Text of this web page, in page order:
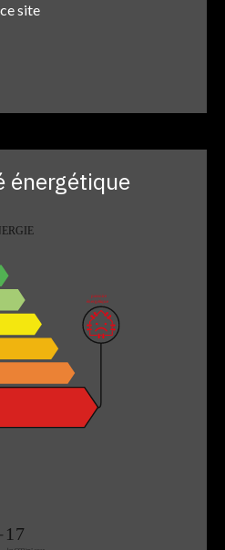
site
énergétique